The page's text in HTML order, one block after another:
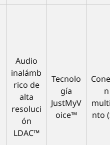
Audio
inalámb
rico de
alta
resoluci
ón
LDAC™
Tecnolo
gía
JustMyV
oice™
n
nto